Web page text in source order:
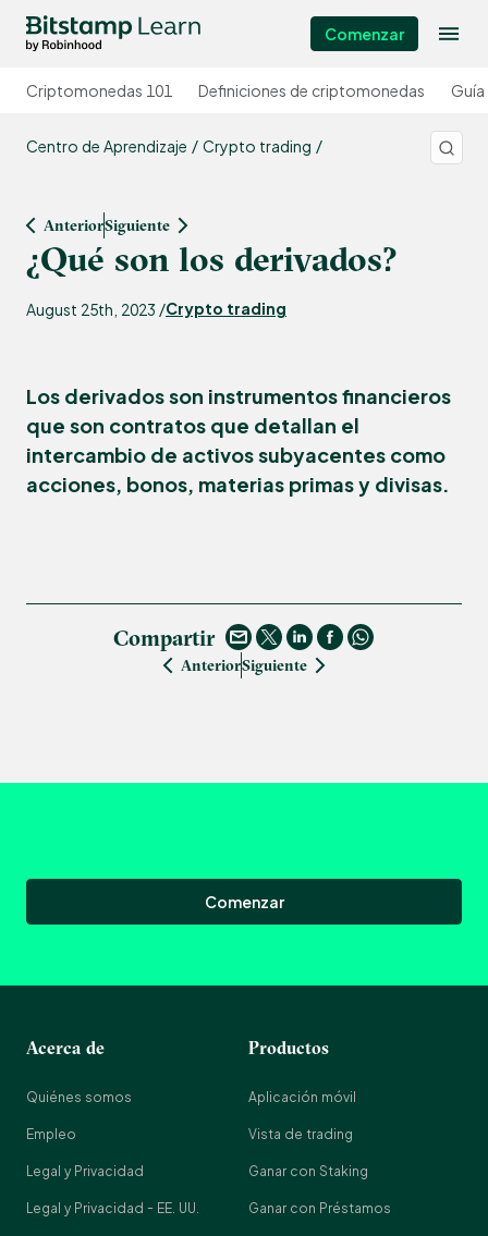
Comenzar
Criptomonedas 101 Definiciones de criptomonedas
Centro de Aprendizaje Crypto trading
AnteriorSiguiente
¿Qué son los derivados?
August 25th, 2023 /Crypto trading
Los derivados son instrumentos financieros
que son contratos que detallan el
intercambio de activos subyacentes como
acciones, bonos, materias primas y divisas.
Compartir
AnteriorSiguiente
Comenzar
Acerca de
Quiénes somos
Empleo
Legal y Privacidad
Legal y Privacidad - EE. UU.
Productos
Aplicación móvil
Vista de trading
Ganar con Staking
Ganar con Préstamos